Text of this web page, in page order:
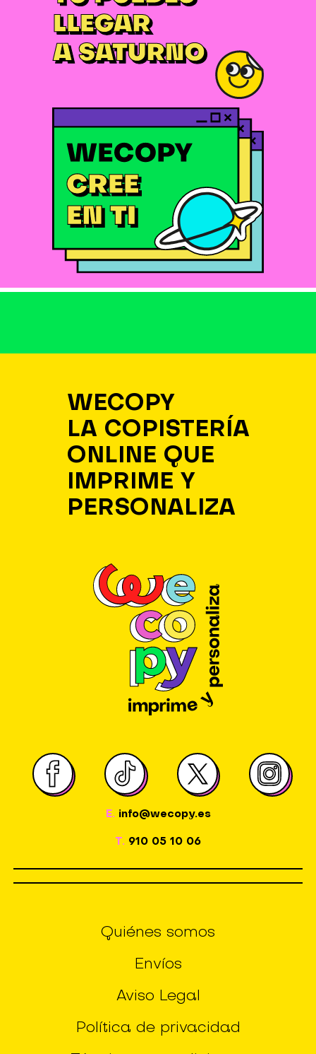
WECOPY
LA COPISTERÍA
ONLINE QUE
IMPRIME Y
PERSONALIZA
E. info@wecopy.es
T. 910 05 10 06
Quiénes somos
Envíos
Aviso Legal
Política de privacidad